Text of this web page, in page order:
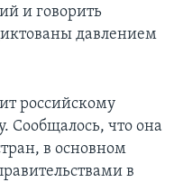
и говорить
давлением
российскому
Сообщалось, что она
в основном
в